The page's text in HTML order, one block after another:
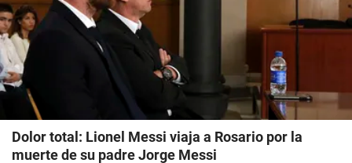
Dolor total: Lionel Messi viaja a Rosario por la
muerte de su padre Jorge Messi